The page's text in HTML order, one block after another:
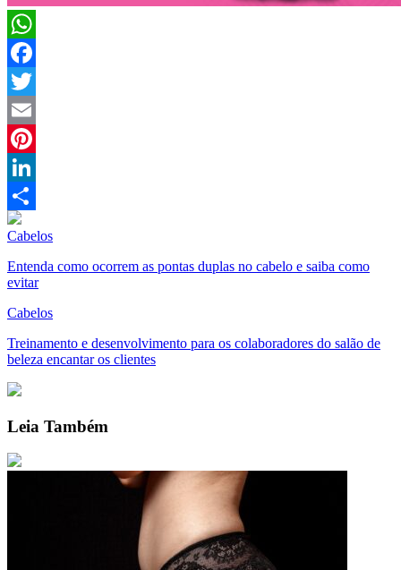
WhatsApp
Facebook
Twitter
Email
Pinterest
LinkedIn
Compartilhar
Cabelos
Entenda como ocorrem as pontas duplas no cabelo e saiba como
evitar
Cabelos
Treinamento e desenvolvimento para os colaboradores do salão de
beleza encantar os clientes
Leia Também